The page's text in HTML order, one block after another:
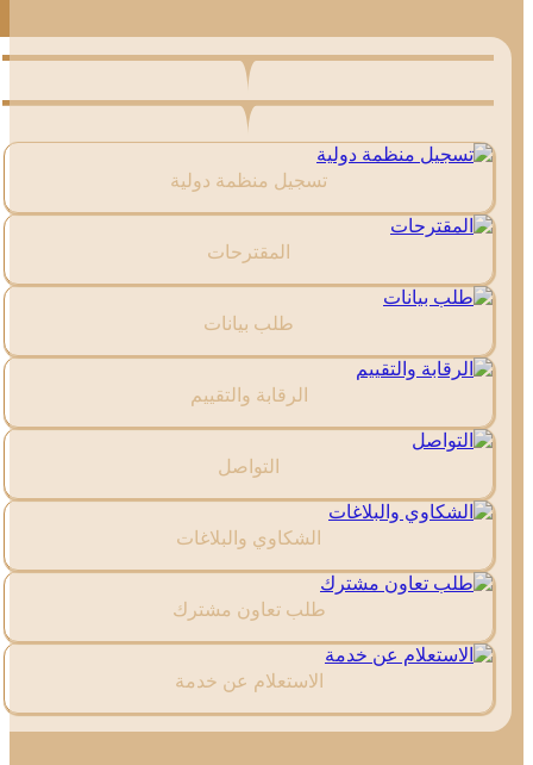
تسجيل منظمة دولية
المقترحات
طلب بيانات
الرقابة والتقييم
التواصل
الشكاوي والبلاغات
طلب تعاون مشترك
الاستعلام عن خدمة